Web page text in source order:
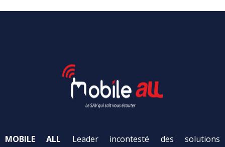
MOBILE ALL Leader incontesté des solutions